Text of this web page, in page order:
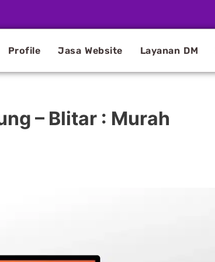
Profile Jasa Website Layanan DM
– Blitar : Murah